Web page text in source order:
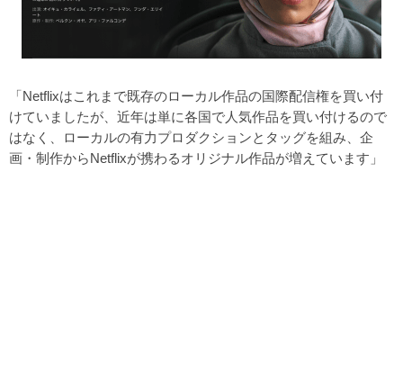
「Netflixはこれまで既存のローカル作品の国際配信権を買い付
けていましたが、近年は単に各国で人気作品を買い付けるので
はなく、ローカルの有力プロダクションとタッグを組み、企
画・制作からNetflixが携わるオリジナル作品が増えています」